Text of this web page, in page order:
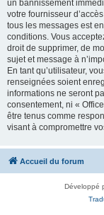
un bannissement
votre fournisseur
tous les messages est
conditions. Vous
droit de supprimer, de
sujet et message à
En tant qu’utilisateur,
renseignées soient
informations ne seront
consentement, ni «
être tenus comme
visant à compromettre
Accueil du forum
Développé